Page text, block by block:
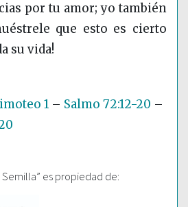
por tu amor; yo también
que esto es cierto
su vida!
1 – Salmo 72:12-20 –
es propiedad de: